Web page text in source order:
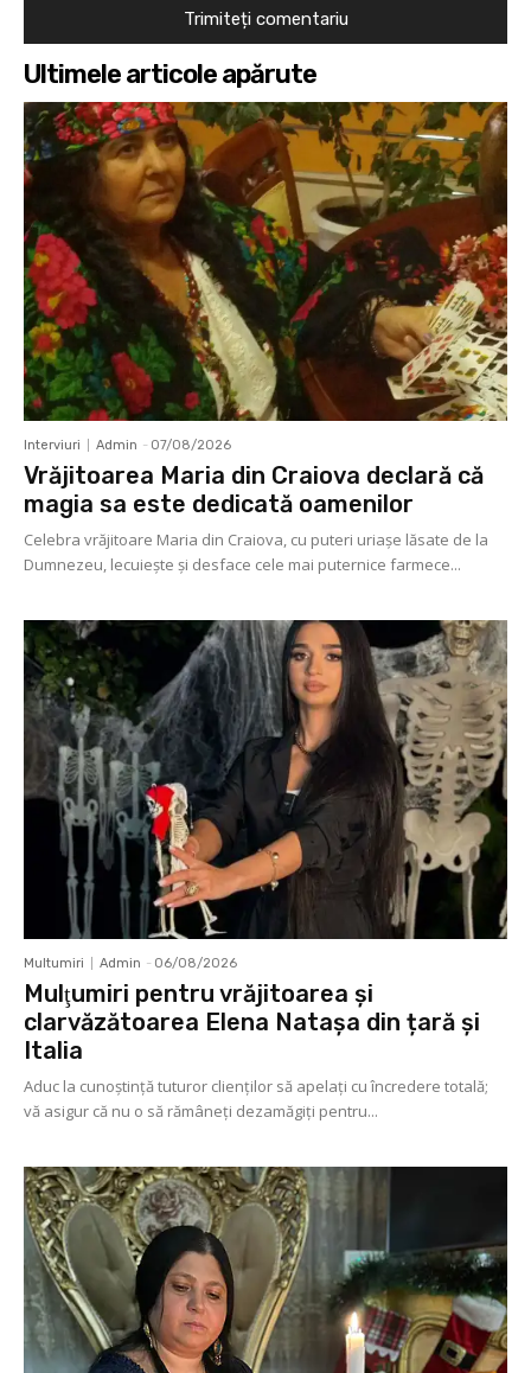
Ultimele articole apărute
Interviuri Admin - 07/08/2026
Vrăjitoarea Maria din Craiova declară că
magia sa este dedicată oamenilor
Celebra vrăjitoare Maria din Craiova, cu puteri uriașe lăsate de la
Dumnezeu, lecuieşte şi desface cele mai puternice farmece...
Multumiri Admin - 06/08/2026
Mulţumiri pentru vrăjitoarea și
clarvăzătoarea Elena Natașa din țară și
Italia
Aduc la cunoştinţă tuturor clienţilor să apelaţi cu încredere totală;
vă asigur că nu o să rămâneţi dezamăgiţi pentru...